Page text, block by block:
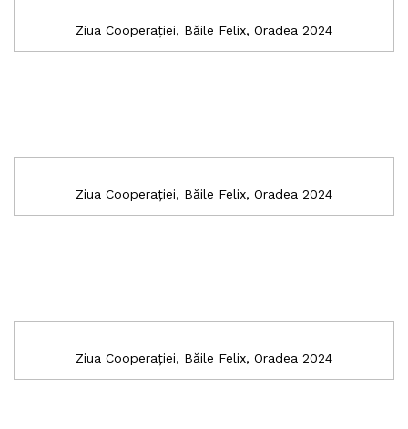
Ziua Cooperației, Băile Felix, Oradea 2024
Ziua Cooperației, Băile Felix, Oradea 2024
Ziua Cooperației, Băile Felix, Oradea 2024